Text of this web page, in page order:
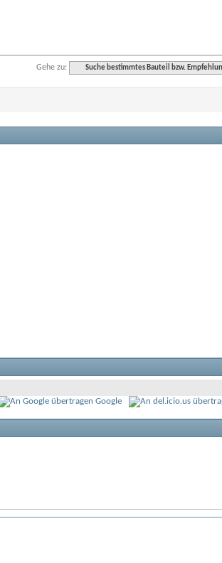
Gehe zu: Suche bestimmtes Bauteil bzw.
Google